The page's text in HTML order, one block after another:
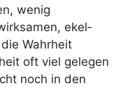
wenig
ekel­
Wahr­heit
oft viel gele­gen
noch in den